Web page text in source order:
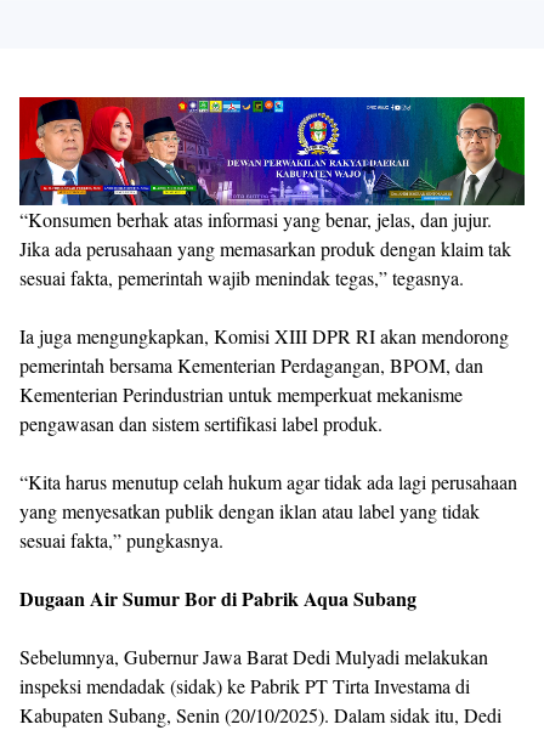
“Konsumen berhak atas informasi yang benar, jelas, dan jujur.
Jika ada perusahaan yang memasarkan produk dengan klaim tak
sesuai fakta, pemerintah wajib menindak tegas,” tegasnya.
Ia juga mengungkapkan, Komisi XIII DPR RI akan mendorong
pemerintah bersama Kementerian Perdagangan, BPOM, dan
Kementerian Perindustrian untuk memperkuat mekanisme
pengawasan dan sistem sertifikasi label produk.
“Kita harus menutup celah hukum agar tidak ada lagi perusahaan
yang menyesatkan publik dengan iklan atau label yang tidak
sesuai fakta,” pungkasnya.
Dugaan Air Sumur Bor di Pabrik Aqua Subang
Sebelumnya, Gubernur Jawa Barat Dedi Mulyadi melakukan
inspeksi mendadak (sidak) ke Pabrik PT Tirta Investama di
Kabupaten Subang, Senin (20/10/2025). Dalam sidak itu, Dedi